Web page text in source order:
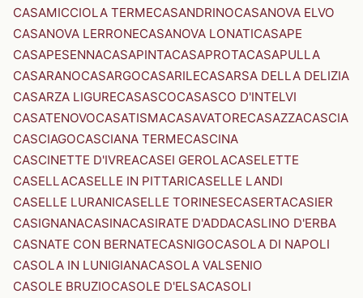
CASAMICCIOLA TERMECASANDRINOCASANOVA ELVO
CASANOVA LERRONECASANOVA LONATICASAPE
CASAPESENNACASAPINTACASAPROTACASAPULLA
CASARANOCASARGOCASARILECASARSA DELLA DELIZIA
CASARZA LIGURECASASCOCASASCO D'INTELVI
CASATENOVOCASATISMACASAVATORECASAZZACASCIA
CASCIAGOCASCIANA TERMECASCINA
CASCINETTE D'IVREACASEI GEROLACASELETTE
CASELLACASELLE IN PITTARICASELLE LANDI
CASELLE LURANICASELLE TORINESECASERTACASIER
CASIGNANACASINACASIRATE D'ADDACASLINO D'ERBA
CASNATE CON BERNATECASNIGOCASOLA DI NAPOLI
CASOLA IN LUNIGIANACASOLA VALSENIO
CASOLE BRUZIOCASOLE D'ELSACASOLI